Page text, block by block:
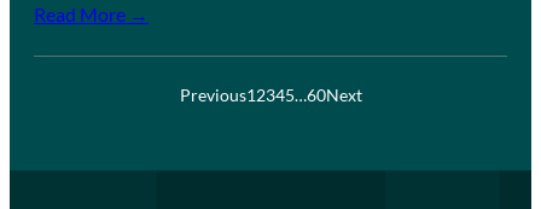
Read More →
Previous12345…60Next